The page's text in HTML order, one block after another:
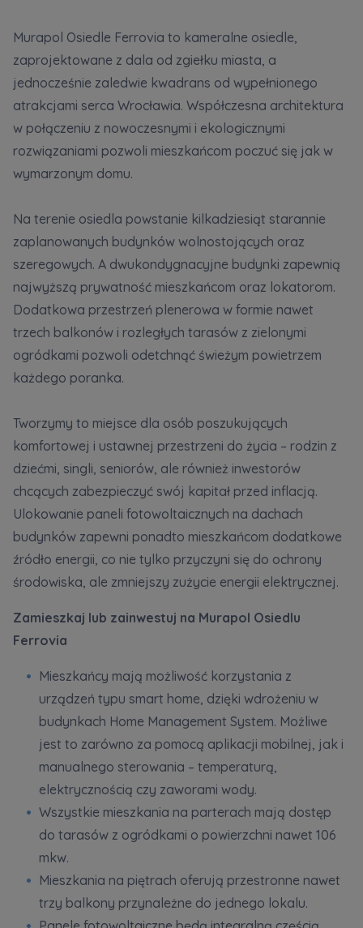
Murapol Osiedle Ferrovia to kameralne osiedle,
zaprojektowane z dala od zgiełku miasta, a
jednocześnie zaledwie kwadrans od wypełnionego
atrakcjami serca Wrocławia. Współczesna architektura
w połączeniu z nowoczesnymi i ekologicznymi
rozwiązaniami pozwoli mieszkańcom poczuć się jak w
wymarzonym domu.
Na terenie osiedla powstanie kilkadziesiąt starannie
zaplanowanych budynków wolnostojących oraz
szeregowych. A dwukondygnacyjne budynki zapewnią
najwyższą prywatność mieszkańcom oraz lokatorom.
Dodatkowa przestrzeń plenerowa w formie nawet
trzech balkonów i rozległych tarasów z zielonymi
ogródkami pozwoli odetchnąć świeżym powietrzem
każdego poranka.
Tworzymy to miejsce dla osób poszukujących
komfortowej i ustawnej przestrzeni do życia – rodzin z
dziećmi, singli, seniorów, ale również inwestorów
chcących zabezpieczyć swój kapitał przed inflacją.
Ulokowanie paneli fotowoltaicznych na dachach
budynków zapewni ponadto mieszkańcom dodatkowe
źródło energii, co nie tylko przyczyni się do ochrony
środowiska, ale zmniejszy zużycie energii elektrycznej.
Zamieszkaj lub zainwestuj na Murapol Osiedlu
Ferrovia
Mieszkańcy mają możliwość korzystania z
urządzeń typu smart home, dzięki wdrożeniu w
budynkach Home Management System. Możliwe
jest to zarówno za pomocą aplikacji mobilnej, jak i
manualnego sterowania – temperaturą,
elektrycznością czy zaworami wody.
Wszystkie mieszkania na parterach mają dostęp
do tarasów z ogródkami o powierzchni nawet 106
mkw.
Mieszkania na piętrach oferują przestronne nawet
trzy balkony przynależne do jednego lokalu.
Zawiadomienia o nabyciu lub posiadaniu znacznego
pakietu akcji proszę wysyłać na
notyfikacje@murapol.pl